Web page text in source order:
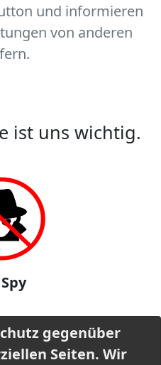
und informieren
von anderen
ist uns wichtig.
gegenüber
Seiten. Wir